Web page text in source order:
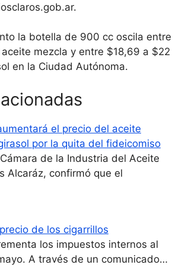
la botella de 900 cc oscila entre
mezcla y entre $18,69 a $22
en la Ciudad Autónoma.
el precio del aceite
por la quita del fideicomiso
de la Industria del Aceite
Alcaráz, confirmó que el
de los cigarrillos
los impuestos internos al
A través de un comunicado…